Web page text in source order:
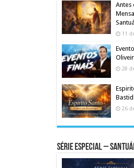
Antes
11
28
26
Série Especial –